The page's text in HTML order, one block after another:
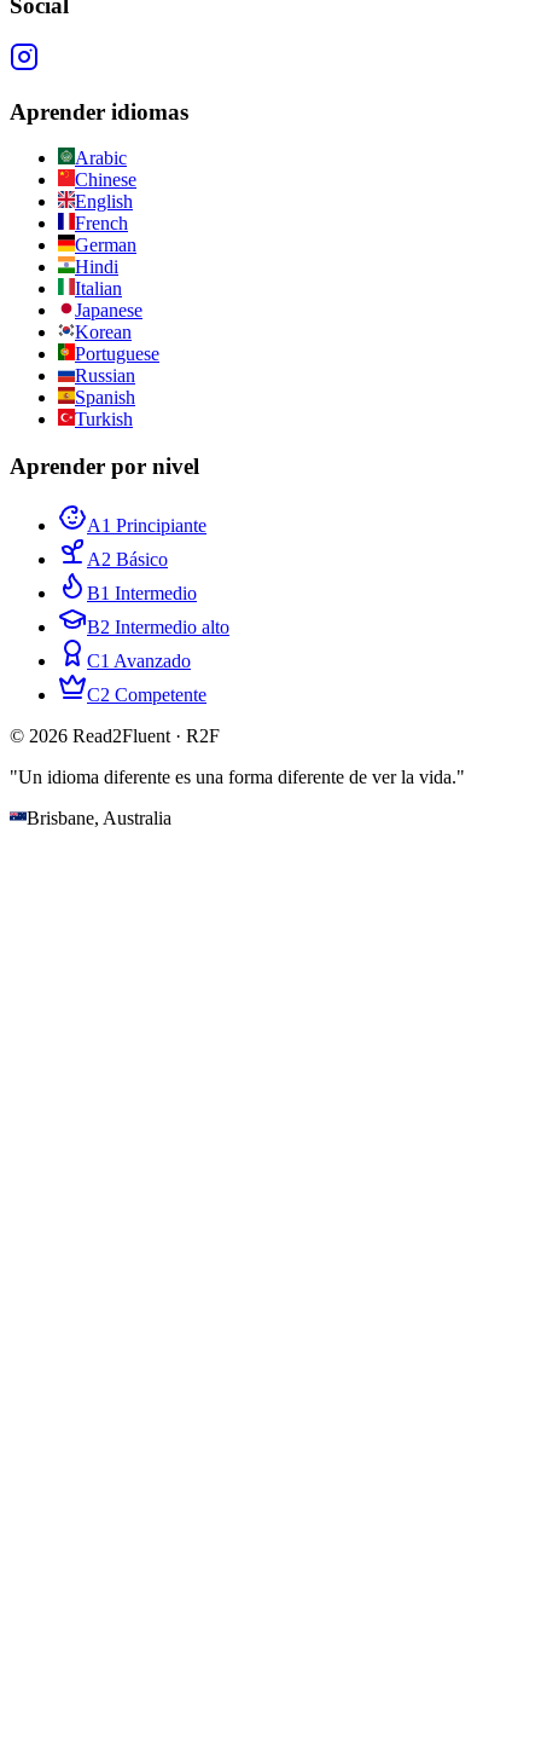
Social
Aprender idiomas
Arabic
Chinese
English
French
German
Hindi
Italian
Japanese
Korean
Portuguese
Russian
Spanish
Turkish
Aprender por nivel
A1 Principiante
A2 Básico
B1 Intermedio
B2 Intermedio alto
C1 Avanzado
C2 Competente
© 2026 Read2Fluent · R2F
"Un idioma diferente es una forma diferente de ver la vida."
Brisbane, Australia